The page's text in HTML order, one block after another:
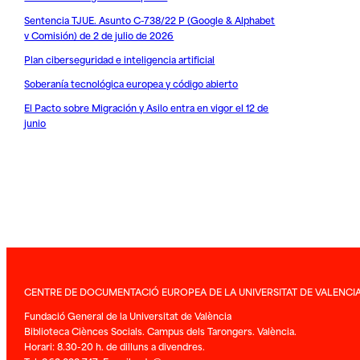
Sentencia TJUE. Asunto C-738/22 P (Google & Alphabet
v Comisión) de 2 de julio de 2026
Plan ciberseguridad e inteligencia artificial
Soberanía tecnológica europea y código abierto
El Pacto sobre Migración y Asilo entra en vigor el 12 de
junio
CENTRE DE DOCUMENTACIÓ EUROPEA DE LA UNIVERSITAT DE
Fundació General de la Universitat de València
Biblioteca Ciènces Socials. Campus dels Tarongers. València.
Horari: 8.30-20 h. de dilluns a divendres.